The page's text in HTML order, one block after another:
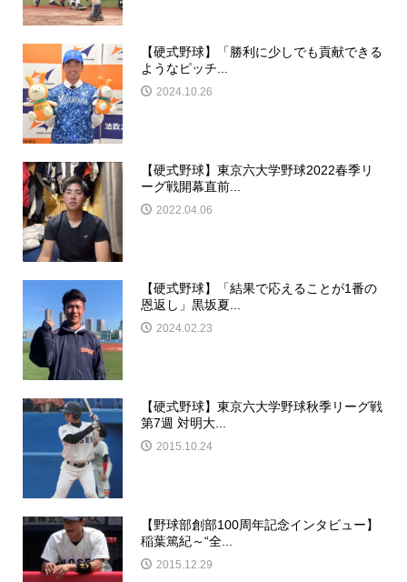
【硬式野球】「勝利に少しでも貢献できる
ようなピッチ...
2024.10.26
【硬式野球】東京六大学野球2022春季リ
ーグ戦開幕直前...
2022.04.06
【硬式野球】「結果で応えることが1番の
恩返し」黒坂夏...
2024.02.23
【硬式野球】東京六大学野球秋季リーグ戦
第7週 対明大...
2015.10.24
【野球部創部100周年記念インタビュー】
稲葉篤紀～“全...
2015.12.29